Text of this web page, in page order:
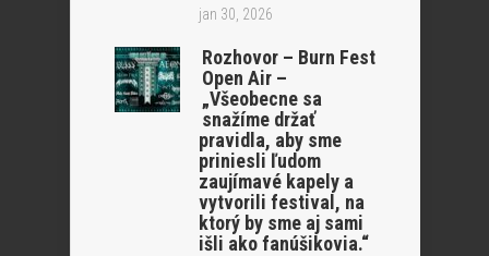
jan 30, 2026
Rozhovor – Burn Fest
Open Air –
„Všeobecne sa
snažíme držať
pravidla, aby sme
priniesli ľudom
zaujímavé kapely a
vytvorili festival, na
ktorý by sme aj sami
išli ako fanúšikovia.“